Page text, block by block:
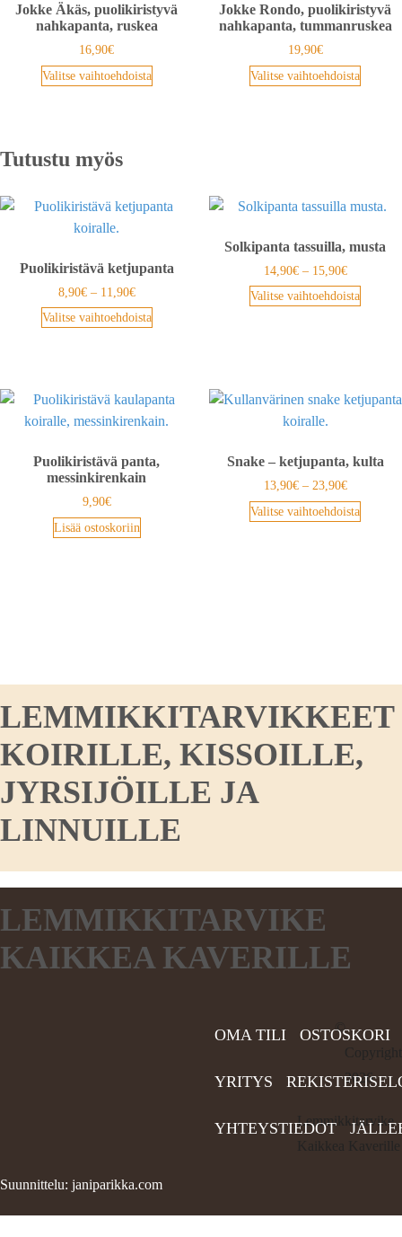
Jokke Äkäs, puolikiristyvä
nahkapanta, ruskea
16,90€
Valitse vaihtoehdoista
Jokke Rondo, puolikiristyvä
nahkapanta, tummanruskea
19,90€
Valitse vaihtoehdoista
Tutustu myös
Puolikiristävä ketjupanta
8,90€ – 11,90€
Valitse vaihtoehdoista
Solkipanta tassuilla, musta
14,90€ – 15,90€
Valitse vaihtoehdoista
Puolikiristävä panta,
messinkirenkain
9,90€
Lisää ostoskoriin
Snake – ketjupanta, kulta
13,90€ – 23,90€
Valitse vaihtoehdoista
LEMMIKKITARVIKKEET
KOIRILLE, KISSOILLE,
JYRSIJÖILLE JA
LINNUILLE
LEMMIKKITARVIKE
KAIKKEA KAVERILLE
OMA TILI OSTOSKORI
YRITYS
YHTEYSTIEDOT
©
Copyright
2026
Lemmikkitarvike
Kaikkea Kaverille
Suunnittelu: janiparikka.com